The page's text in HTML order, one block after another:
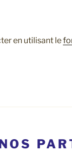
en utilisant le